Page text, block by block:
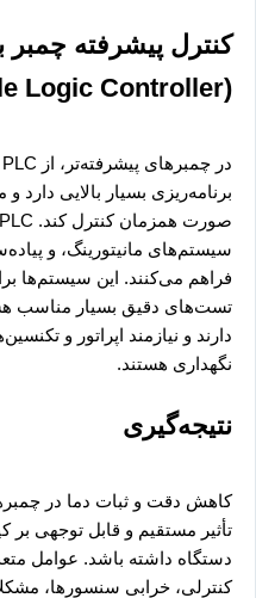
Logic Controller)
برنامه‌ریزی بسیار بالایی دارد
سیستم‌های مانیتورینگ، و
فراهم می‌کنند. این سیستم‌ها
تست‌های دقیق بسیار مناسب
دارند و نیازمند اپراتور و
نگهداری هستند.
نتیجه‌گیری
کاهش دقت و ثبات دما در
تأثیر مستقیم و قابل توجهی بر
دستگاه داشته باشد. عوامل
کنترلی، خرابی سنسورها،